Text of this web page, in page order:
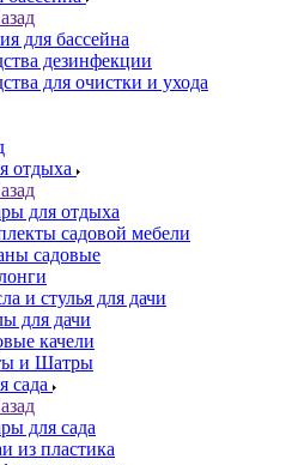
для бассейна
дезинфекции
для очистки и ухода
отдыха
для отдыха
садовой мебели
садовые
и стулья для дачи
для дачи
качели
и Шатры
сада
для сада
из пластика